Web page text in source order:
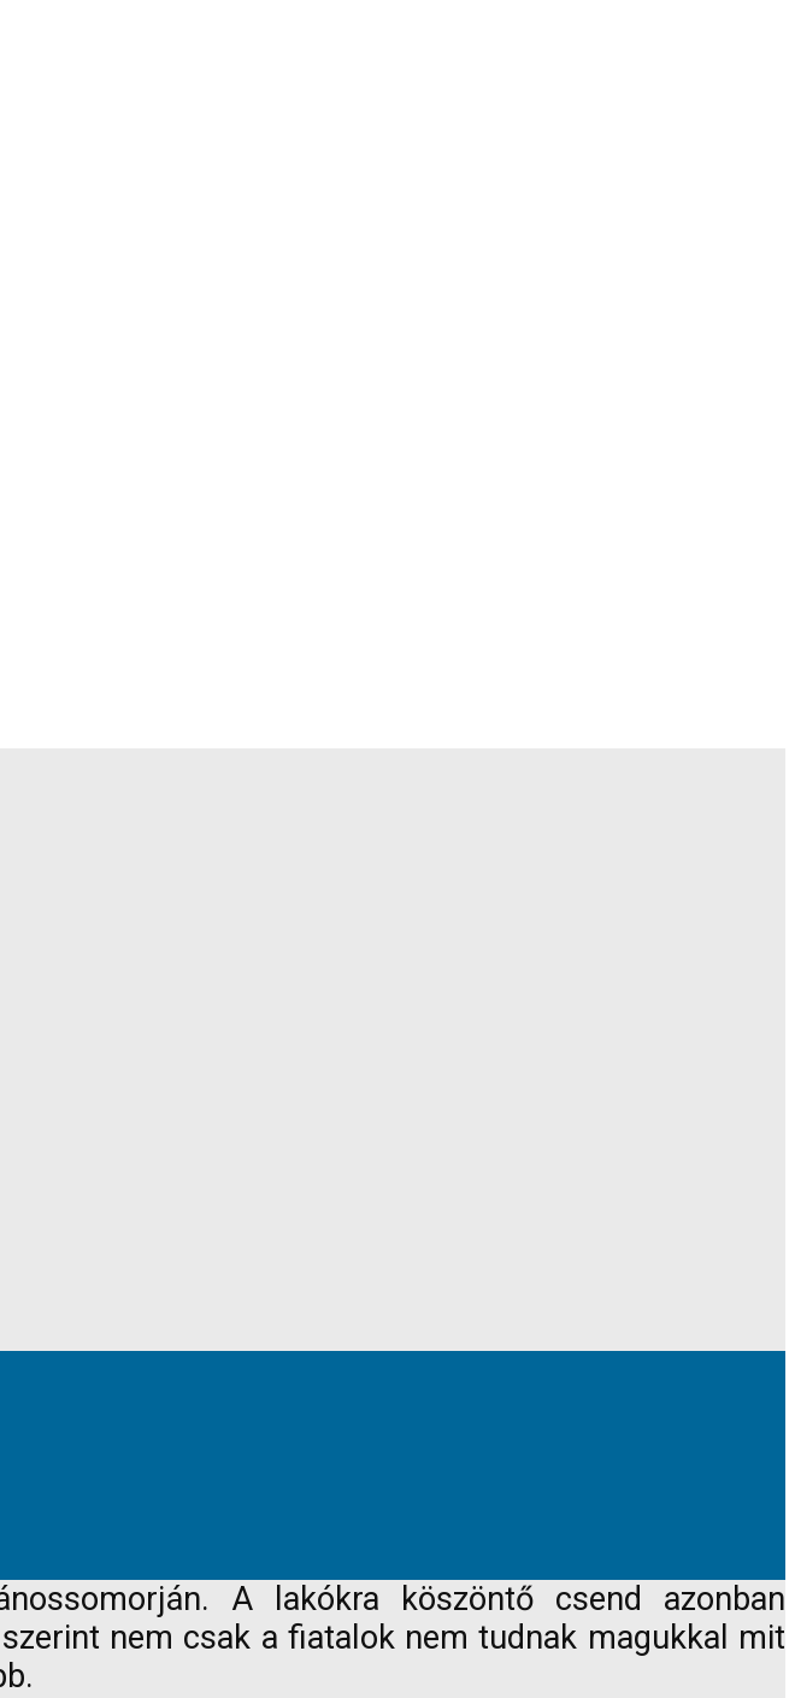
A lakókra köszöntő csend azonban
nem csak a fiatalok nem tudnak magukkal mit